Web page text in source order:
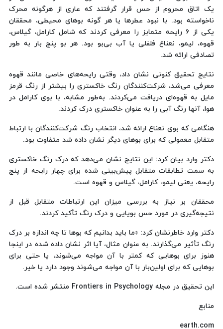
یک اتاق محروم از حس قرار گرفتند که عاری از هرگونه محرک
ناخواسته بود. با نبود عطرها یا هر گونه بوهای محیطی، محققان
یکی از ۶ رایحه متمایز را معرفی کردند که شامل کارامل، گیلاس،
قهوه، لیمو، نعناع فلفلی یا آب بی‌بو بود. هر بو پنج بار به طور
تصادفی ارائه شد.
نتایج تحقیق کنونی نشان داد، وقتی رایحه‌های خاصی مانند قهوه
معرفی می‌شد، شرکت‌کنندگان رنگ خاکستری را بیشتر از رنگ قرمز
مایل به قهوه‌ای دریافت می‌کردند. به‌طور مشابه، با بوی کارامل در
هوا، آنها رنگ آبی را به عنوان خاکستری درک کردند.
هنگامی که بوی نعناع ارائه شد، انتخاب رنگ شرکت‌کنندگان با ارتباط
متقابل معمولی که برای بوهای دیگر نشان داده شد متفاوت بود.
دکتر وارد بیان کرد: این نتایج نشان می‌دهد که درک رنگ خاکستری
به سمت تطابقات متقابل پیش‌بینی شده برای چهار رایحه از پنج
رایحه، یعنی لیمو، کارامل، گیلاس و قهوه است.
محققان بر نیاز به بررسی میزان این ارتباطات متقابل قبل از
نتیجه‌گیری در مورد حس بویایی و درک رنگ تأکید کردند.
دکتر وارد خاطرنشان کرد: «ما باید بدانیم که بوها تا چه اندازه بر درک
رنگ تأثیر می‌گذارند. به عنوان مثال، آیا اثر نشان داده شده در اینجا
هنوز برای بوهایی که کمتر با آن مواجه می‌شوند، یا حتی برای
بوهایی که برای اولین‌بار با آن مواجه می‌شوند وجود دارد یا خیر.
این تحقیق در مجله Frontiers in Psychology منتشر شده است.
منابع
earth.com